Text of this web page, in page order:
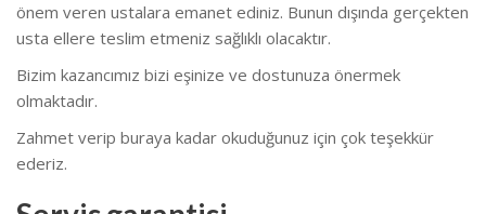
önem veren ustalara emanet ediniz. Bunun dışında gerçekten
usta ellere teslim etmeniz sağlıklı olacaktır.
Bizim kazancımız bizi eşinize ve dostunuza önermek
olmaktadır.
Zahmet verip buraya kadar okuduğunuz için çok teşekkür
ederiz.